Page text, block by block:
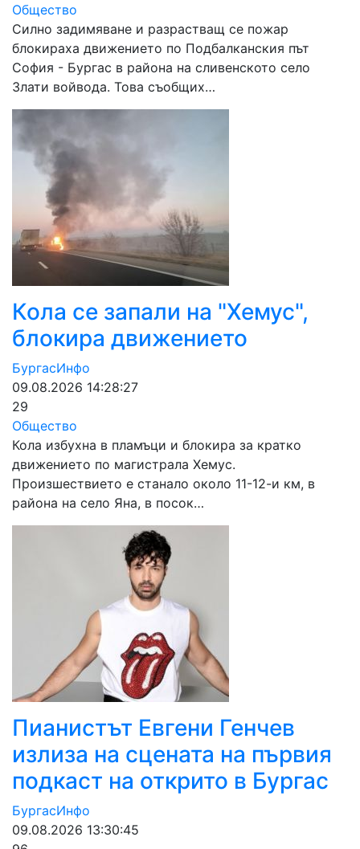
Общество
Силно задимяване и разрастващ се пожар
блокираха движението по Подбалканския път
София - Бургас в района на сливенското село
Злати войвода. Това съобщих…
Кола се запали на "Хемус",
блокира движението
БургасИнфо
09.08.2026 14:28:27
29
Общество
Кола избухна в пламъци и блокира за кратко
движението по магистрала Хемус.
Произшествието е станало около 11-12-и км, в
района на село Яна, в посок…
Пианистът Евгени Генчев
излиза на сцената на първия
подкаст на открито в Бургас
БургасИнфо
09.08.2026 13:30:45